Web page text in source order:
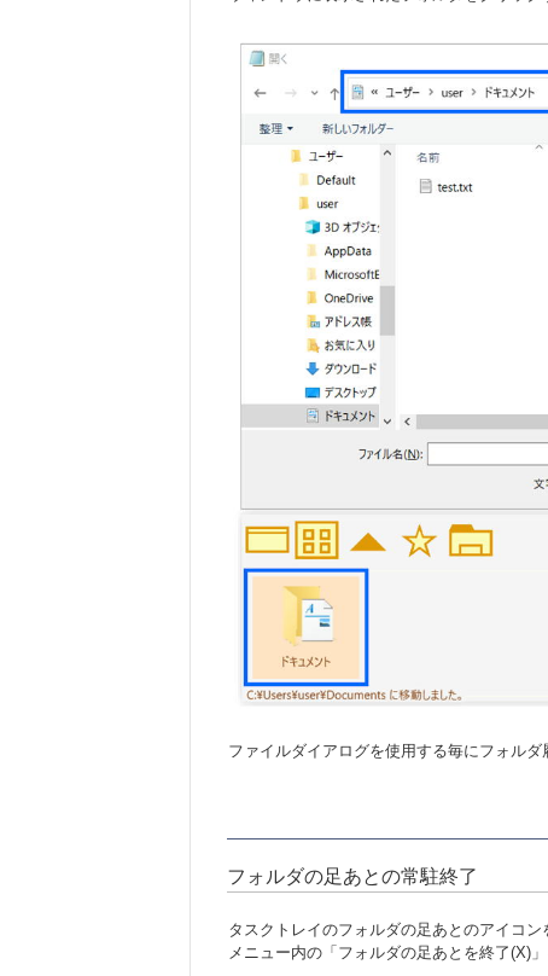
ファイルダイアログを使用する毎にフォル
フォルダの足あとの常駐終了
タスクトレイのフォルダの足あとのアイコ
メニュー内の「フォルダの足あとを終了(X)